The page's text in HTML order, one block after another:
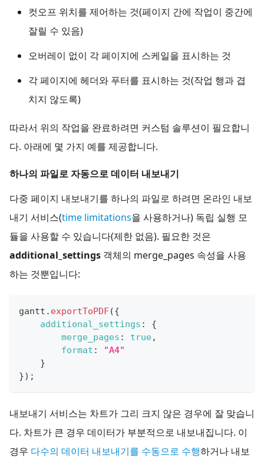
컷오프 위치를 제어하는 것(페이지 간에 작업이 중간에
잘릴 수 있음)
오버레이 없이 각 페이지에 스케일을 표시하는 것
각 페이지에 헤더와 푸터를 표시하는 것(작업 행과 겹
치지 않도록)
따라서 위의 작업을 완료하려면 커스텀 솔루션이 필요합니
다. 아래에 몇 가지 예를 제공합니다.
하나의 파일로 자동으로 데이터 내보내기
다중 페이지 내보내기를 하나의 파일로 하려면 온라인 내보
내기 서비스(time limitations을 사용하거나) 독립 실행 모
듈을 사용할 수 있습니다(제한 없음). 필요한 것은
additional_settings 객체의 merge_pages 속성을 사용
하는 것뿐입니다:
gantt . exportToPDF({
additional_settings :
{
merge_pages : true,
format :
"A4"
}
}) ;
내보내기 서비스는 차트가 그리 크지 않은 경우에 잘 맞습니
다. 차트가 큰 경우 데이터가 부분적으로 내보내집니다. 이
경우 다수의 데이터 내보내기를 수동으로 수행하거나 내보